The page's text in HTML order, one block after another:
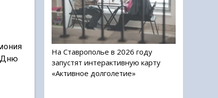
Дню
На Ставрополье в 2026 году
запустят интерактивную карту
«Активное долголетие»